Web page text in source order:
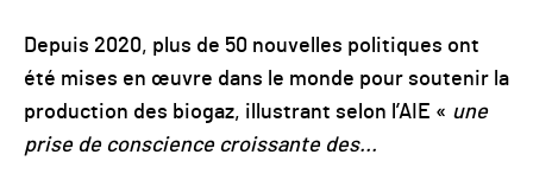
Depuis 2020, plus de 50 nouvelles politiques ont
été mises en œuvre dans le monde pour soutenir la
production des biogaz, illustrant selon l’AIE « une
prise de conscience croissante des...